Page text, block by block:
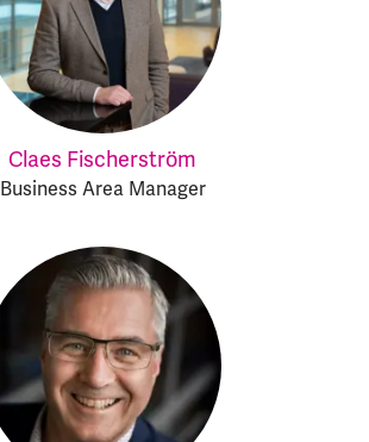
Claes Fischerström
Business Area Manager